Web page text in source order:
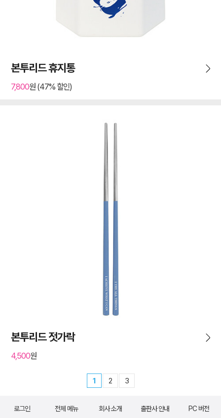
본투리드 휴지통
7,800원 (47% 할인)
본투리드 젓가락
4,500원
1 2 3
로그인 전체 메뉴 회사 소개 출판사 안내 PC 버전